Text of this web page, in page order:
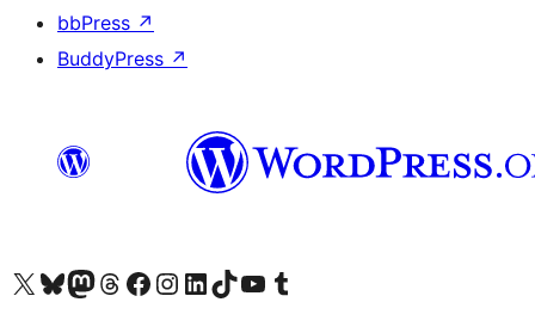
bbPress ↗
BuddyPress ↗
X(이전 트위터) 계정 방문하기블루스카이 계정 방문하기마스토돈 계정 방문하기스레드 계정 방문하기 페이스북 페이지 방문하기인스타그램 계정 방문하기 LinkedIn 계정 방문하기틱톡 계정 방문하기유튜브 채널 방문하기 텀블러 계정 방문하기